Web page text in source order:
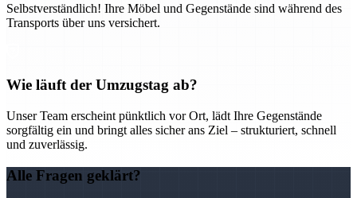
Selbstverständlich! Ihre Möbel und Gegenstände sind während des
Transports über uns versichert.
Wie läuft der Umzugstag ab?
Unser Team erscheint pünktlich vor Ort, lädt Ihre Gegenstände
sorgfältig ein und bringt alles sicher ans Ziel – strukturiert, schnell
und zuverlässig.
Alle Fragen geklärt?